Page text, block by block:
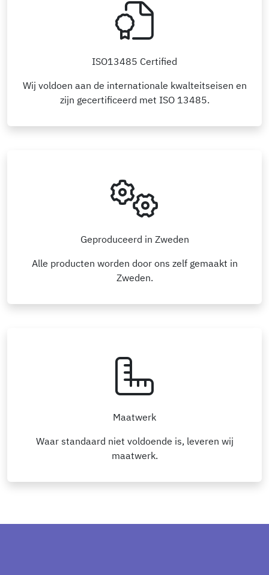
ISO13485 Certified
Wij voldoen aan de internationale kwalteitseisen en
zijn gecertificeerd met ISO 13485.
Geproduceerd in Zweden
Alle producten worden door ons zelf gemaakt in
Zweden.
Maatwerk
Waar standaard niet voldoende is, leveren wij
maatwerk.